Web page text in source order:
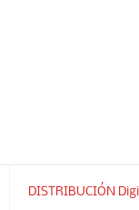
DISTRIBUCIÓN